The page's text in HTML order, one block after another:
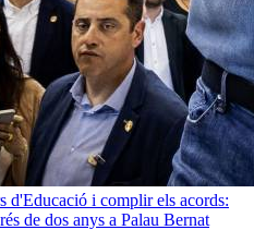
d'Educació i complir els acords:
de dos anys a Palau Bernat